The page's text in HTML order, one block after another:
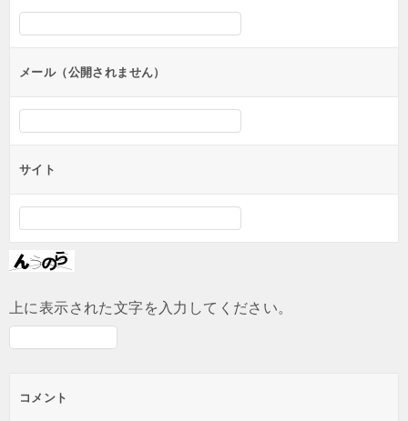
シ
ンメール（公開されません）
サイト
上に表示された文字を入力してください。
コメント